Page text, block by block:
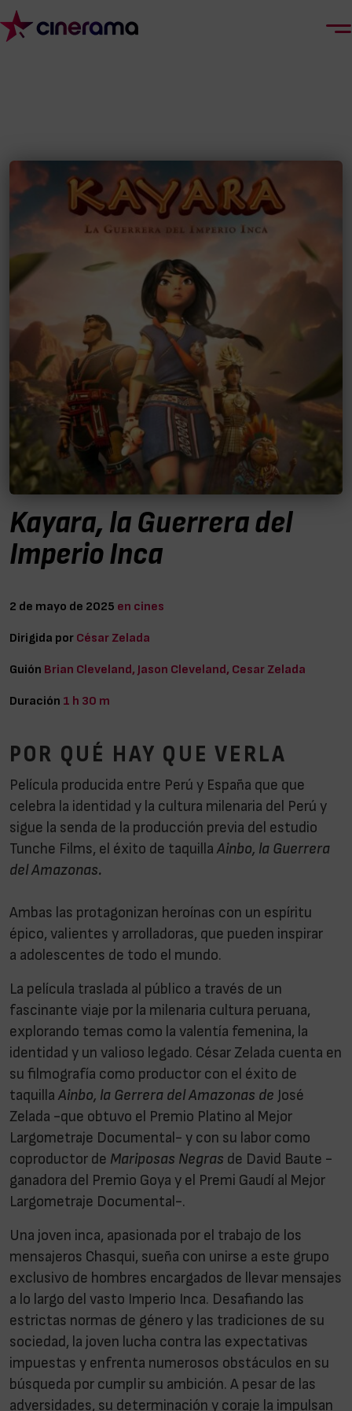
Kayara, la Guerrera del
Imperio Inca
2 de mayo de 2025 en cines
Dirigida por César Zelada
Guión Brian Cleveland, Jason Cleveland, Cesar Zelada
Duración 1 h 30 m
POR QUÉ HAY QUE VERLA
Película producida entre Perú y España que que
celebra la identidad y la cultura milenaria del Perú y
sigue la senda de la producción previa del estudio
Tunche Films, el éxito de taquilla Ainbo, la Guerrera
del Amazonas.
Ambas las protagonizan heroínas con un espíritu
épico, valientes y arrolladoras, que pueden inspirar
a adolescentes de todo el mundo.
La película traslada al público a través de un
fascinante viaje por la milenaria cultura peruana,
explorando temas como la valentía femenina, la
identidad y un valioso legado. César Zelada cuenta en
su filmografía como productor con el éxito de
taquilla Ainbo, la Gerrera del Amazonas de José
Zelada -que obtuvo el Premio Platino al Mejor
Largometraje Documental- y con su labor como
coproductor de Mariposas Negras de David Baute -
ganadora del Premio Goya y el Premi Gaudí al Mejor
Largometraje Documental-.
Una joven inca, apasionada por el trabajo de los
mensajeros Chasqui, sueña con unirse a este grupo
exclusivo de hombres encargados de llevar mensajes
a lo largo del vasto Imperio Inca. Desafiando las
estrictas normas de género y las tradiciones de su
sociedad, la joven lucha contra las expectativas
impuestas y enfrenta numerosos obstáculos en su
búsqueda por cumplir su ambición. A pesar de las
adversidades, su determinación y coraje la impulsan